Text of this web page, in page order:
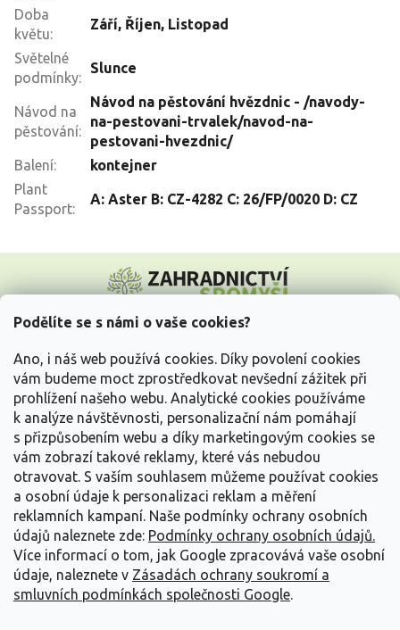
Podělíte se s námi o vaše cookies?
Ano, i náš web používá cookies. Díky povolení cookies
vám budeme moct zprostředkovat nevšední zážitek při
prohlížení našeho webu. Analytické cookies používáme
k analýze návštěvnosti, personalizační nám pomáhají
s přizpůsobením webu a díky marketingovým cookies se
vám zobrazí takové reklamy, které vás nebudou
otravovat. S vaším souhlasem můžeme používat cookies
a osobní údaje k personalizaci reklam a měření
reklamních kampaní. Naše podmínky ochrany osobních
údajů naleznete zde: Podmínky ochrany osobních údajů.
Více informací o tom, jak Google zpracovává vaše osobní
údaje, naleznete v Zásadách ochrany soukromí a
smluvních podmínkách společnosti Google.
Doba
květu:
Září, Říjen, Listopad
Světelné
podmínky:
Slunce
Návod na
pěstování:
Návod na pěstování hvězdnic - /navody-
na-pestovani-trvalek/navod-na-
pestovani-hvezdnic/
Balení:
kontejner
Plant
Passport:
A: Aster B: CZ-4282 C: 26/FP/0020 D: CZ
p
Vše o nákupu
Informace pro Vás
Kontakujte nás